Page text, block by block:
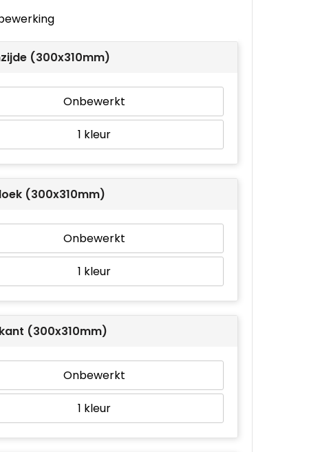
(300x310mm)
Onbewerkt
1
(300x310mm)
Onbewerkt
1
(300x310mm)
Onbewerkt
1